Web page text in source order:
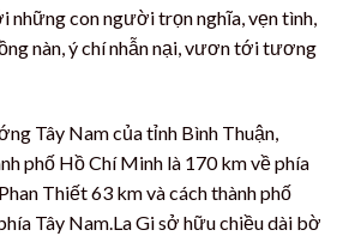
những con người trọn nghĩa, vẹn tình,
nàn, ý chí nhẫn nại, vươn tới tương
Tây Nam của tỉnh Bình Thuận,
phố Hồ Chí Minh là 170 km về phía
Thiết 63 km và cách thành phố
Tây Nam.La Gi sở hữu chiều dài bờ